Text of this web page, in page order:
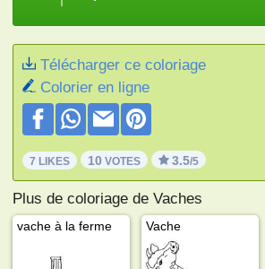
Télécharger ce coloriage
Colorier en ligne
7 LIKES 10 VOTES 3.5/5
Plus de coloriage de Vaches
vache à la ferme Vache